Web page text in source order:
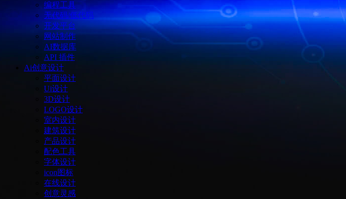
编程工具
无代码/低代码
开发平台
网站制作
AI数据库
API 插件
Ai创意设计
平面设计
Ui设计
3D设计
LOGO设计
室内设计
建筑设计
产品设计
配色工具
字体设计
icon图标
在线设计
创意灵感